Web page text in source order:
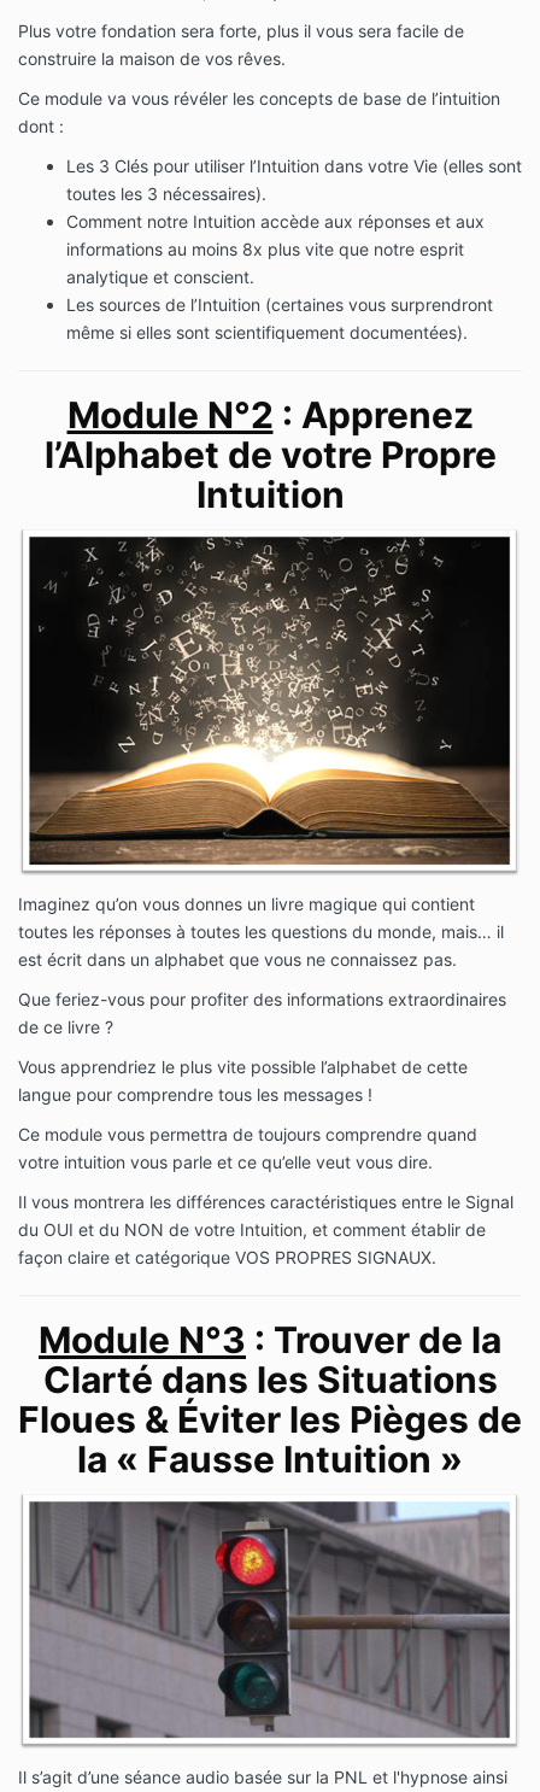
Plus votre fondation sera forte, plus il vous sera facile de
construire la maison de vos rêves.
Ce module va vous révéler les concepts de base de l’intuition
dont :
Les 3 Clés pour utiliser l’Intuition dans votre Vie (elles sont
toutes les 3 nécessaires).
Comment notre Intuition accède aux réponses et aux
informations au moins 8x plus vite que notre esprit
analytique et conscient.
Les sources de l’Intuition (certaines vous surprendront
même si elles sont scientifiquement documentées).
Module N°2 : Apprenez
l’Alphabet de votre Propre
Intuition
Imaginez qu’on vous donnes un livre magique qui contient
toutes les réponses à toutes les questions du monde, mais… il
est écrit dans un alphabet que vous ne connaissez pas.
Que feriez-vous pour profiter des informations extraordinaires
de ce livre ?
Vous apprendriez le plus vite possible l’alphabet de cette
langue pour comprendre tous les messages !
Ce module vous permettra de toujours comprendre quand
votre intuition vous parle et ce qu’elle veut vous dire.
Il vous montrera les différences caractéristiques entre le Signal
du OUI et du NON de votre Intuition, et comment établir de
façon claire et catégorique VOS PROPRES SIGNAUX.
Module N°3 : Trouver de la
Clarté dans les Situations
Floues & Éviter les Pièges de
la « Fausse Intuition »
Il s’agit d’une séance audio basée sur la PNL et l'hypnose ainsi